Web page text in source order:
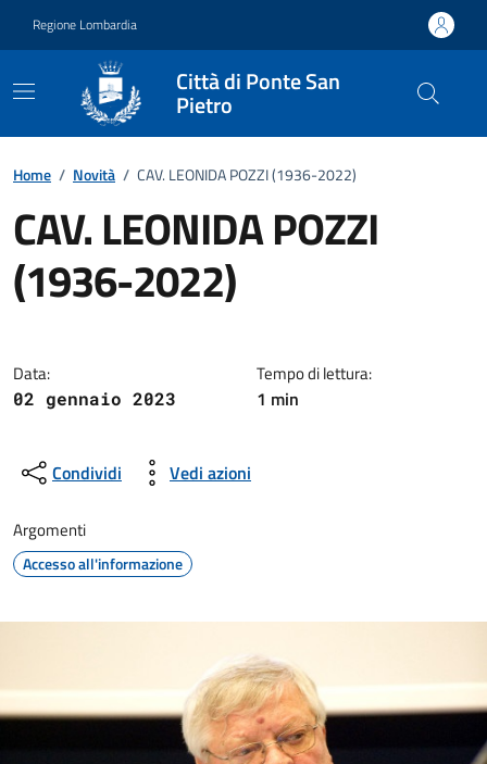
Regione Lombardia
Città di Ponte San
Pietro
Home / Novità / CAV. LEONIDA POZZI (1936-2022)
CAV. LEONIDA POZZI
(1936-2022)
Data:
02 gennaio 2023
Tempo di lettura:
1 min
Condividi Vedi azioni
Argomenti
Accesso all'informazione